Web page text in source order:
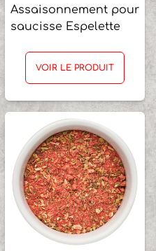
Assaisonnement pour
saucisse Espelette
VOIR LE PRODUIT